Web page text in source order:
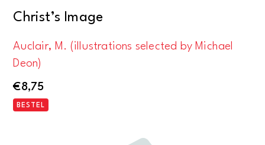
Christ’s Image
Auclair, M. (illustrations selected by Michael
Deon)
€8,75
BESTEL